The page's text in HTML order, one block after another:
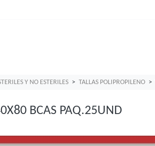
Y NO ESTERILES TALLAS POLIPROPILENO
BCAS PAQ.25UND